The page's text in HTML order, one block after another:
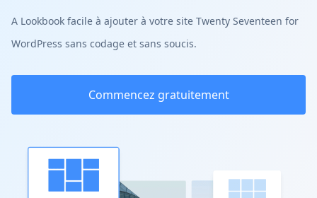
A Lookbook facile à ajouter à votre site Twenty Seventeen for
WordPress sans codage et sans soucis.
Commencez gratuitement